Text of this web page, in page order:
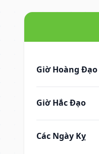
Giờ Hoàng Đạo
Giờ Hắc Đạo
Các Ngày Kỵ